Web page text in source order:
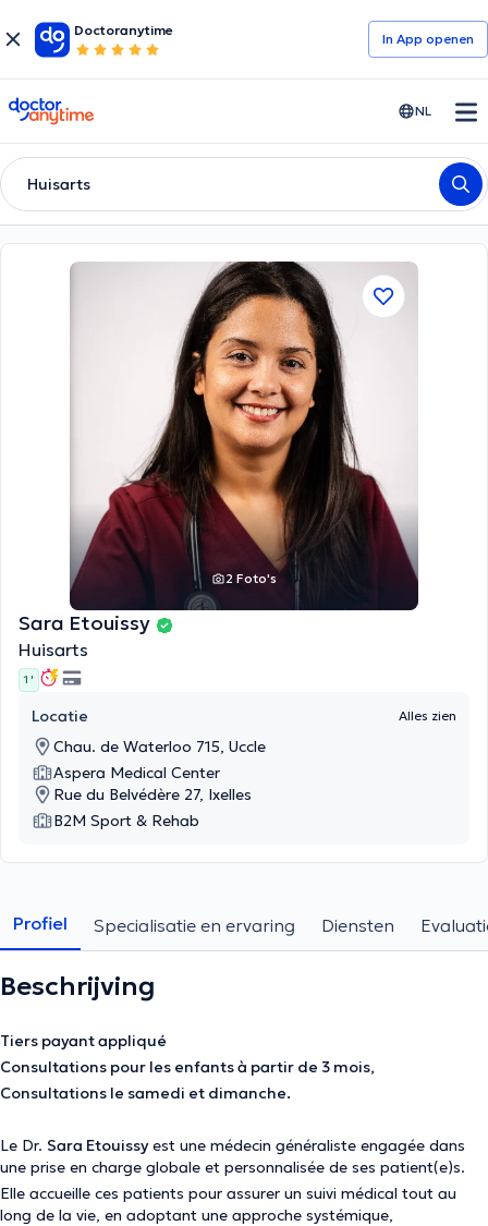
Doctoranytime
In App openen
doctoranytime NL
Huisarts
2 Foto's
Sara Etouissy
Huisarts
1 '
Locatie Alles zien
Chau. de Waterloo 715, Uccle
Aspera Medical Center
Rue du Belvédère 27, Ixelles
B2M Sport & Rehab
Profiel Specialisatie en ervaring Diensten
Beschrijving
Tiers payant appliqué
Consultations pour les enfants à partir de 3 mois,
Consultations le samedi et dimanche.
Le Dr. Sara Etouissyest une médecin généraliste engagée dans
une prise en charge globale et personnalisée de ses patient(e)s.
Elle accueille ces patients pour assurer un suivi médical tout au
long de la vie, en adoptant une approche systémique,